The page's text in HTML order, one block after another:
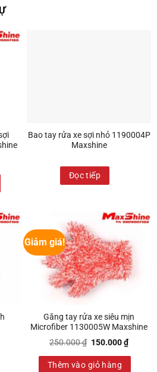
Bao tay rửa xe sợi nhỏ 1190004P
Maxshine
Đọc tiếp
Giảm giá!
Găng tay rửa xe siêu mịn
Microfiber 1130005W Maxshine
250.000₫ Giá
là:
250.000 ₫.
150.000₫Giá
hiện
tại
Thêm vào giỏ hàng